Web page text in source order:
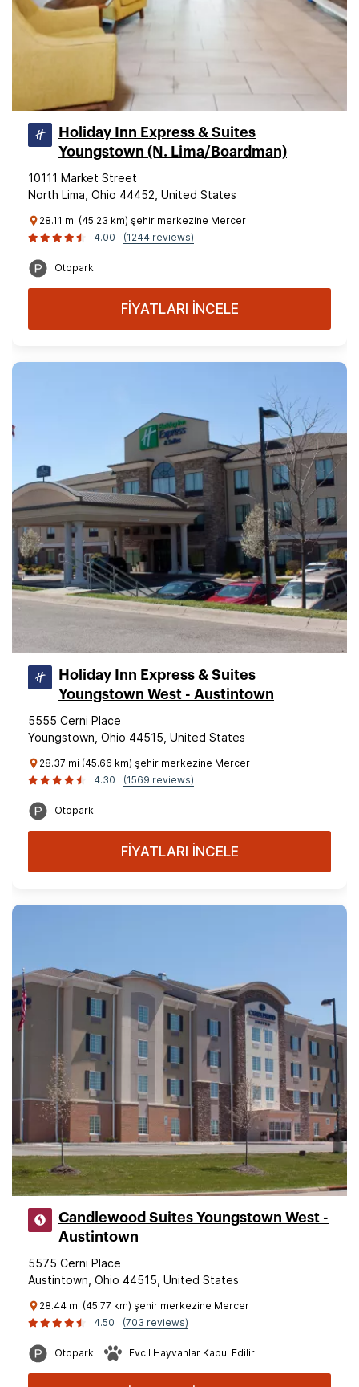
Holiday Inn Express & Suites
Youngstown (N. Lima/Boardman)
10111 Market Street
North Lima, Ohio 44452, United States
28.11 mi (45.23 km) şehir merkezine Mercer
4.00
(1244 reviews)
Otopark
FİYATLARI İNCELE
Holiday Inn Express & Suites
Youngstown West - Austintown
5555 Cerni Place
Youngstown, Ohio 44515, United States
28.37 mi (45.66 km) şehir merkezine Mercer
4.30
(1569 reviews)
Otopark
FİYATLARI İNCELE
Candlewood Suites Youngstown West -
Austintown
5575 Cerni Place
Austintown, Ohio 44515, United States
28.44 mi (45.77 km) şehir merkezine Mercer
4.50
(703 reviews)
Otopark Evcil Hayvanlar Kabul Edilir